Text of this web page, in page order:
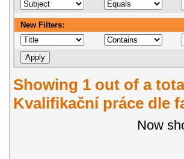
New Filters:
Showing 1 out of a
Kvalifikační práce dle
Now